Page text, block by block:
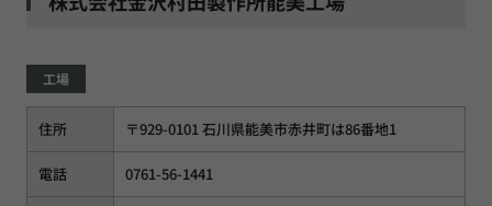
工場
住所 〒929-0101 石川県能美市赤井町は86番地1
電話 0761-56-1441